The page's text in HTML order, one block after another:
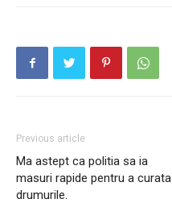
Previous article
Ma astept ca politia sa ia
masuri rapide pentru a curata
drumurile.